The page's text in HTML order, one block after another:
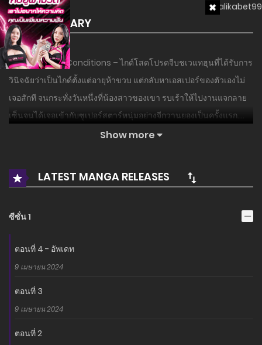
SUMMARY
เรื่องย่อ : Guide Conditions – ไกด์โสดโปรดจีบชเวแทฮุนที่ได้รับการ
วินิจฉัยว่าเป็นไกด์ตั้งแต่อายุห้าขวบ แต่กลับหาเอสเปอร์ของตัวเองไม่
เจอสักที จนกระทั่งวันหนึ่งที่น้องสาวของเขา รบเร้าให้ไปงานแจกลาย
เซ็นจนได้เจอเข้ากับซูเปอร์สตาร์หนุ่มอย่างจีกวานยองเป็นครั้งแรก….
เรื่องราวจะเป็นยังไงต่อไป!?Show more
LATEST MANGA RELEASES
ซีซั่น 1
ตอนที่ 4 - อัพเดท
9 เมษายน 2024
ตอนที่ 3
9 เมษายน 2024
ตอนที่ 2